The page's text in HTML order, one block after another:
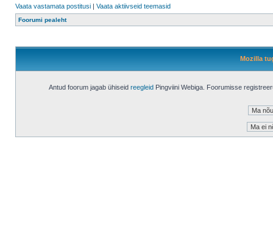
Vaata vastamata postitusi | Vaata aktiivseid teemasid
Foorumi pealeht
Mozilla
Antud foorum jagab ühiseid reegleid Pingviini Webiga. Foorumisse